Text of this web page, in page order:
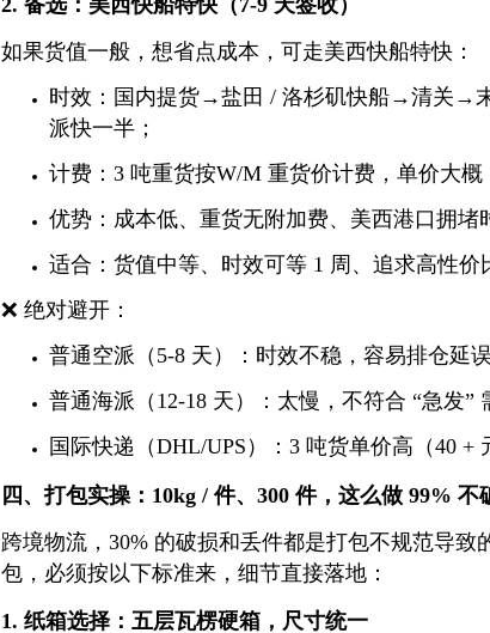
2. 备选：美西快船特快（7-9 天签收）
如果货值一般，想省点成本，可走美西快船特快：
时效：国内提货→盐田 / 洛杉矶快船→清关→
派快一半；
计费：3 吨重货按W/M 重货价计费，单价大概
优势：成本低、重货无附加费、美西港口拥堵
适合：货值中等、时效可等 1 周、追求高性价
❌ 绝对避开：
普通空派（5-8 天）：时效不稳，容易排仓延误
普通海派（12-18 天）：太慢，不符合 “急发”
国际快递（DHL/UPS）：3 吨货单价高（40 +
四、打包实操：10kg / 件、300 件，这么做 99% 不
跨境物流，30% 的破损和丢件都是打包不规范导致
包，必须按以下标准来，细节直接落地：
1. 纸箱选择：五层瓦楞硬箱，尺寸统一